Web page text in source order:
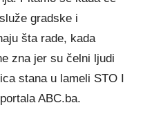
gradske i
šta rade, kada
zna jer su čelni ljudi
stana u lameli STO I
ABC.ba.